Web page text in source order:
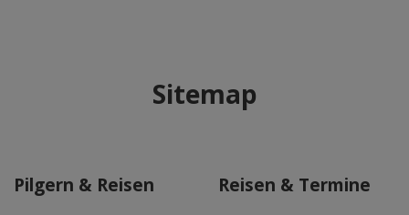
Apr 2027
Mai 2027
Sitemap
Pilgern & Reisen Reisen & Termine